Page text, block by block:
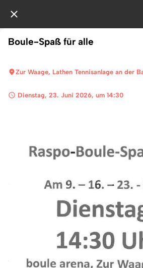
Boule-Spaß für alle
Zur Waage, Lathen Tennisanlage an der
Dienstag, 23. Juni 2026, um 14:30